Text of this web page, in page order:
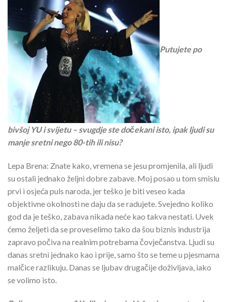
Putujete po
bivšoj YU i svijetu – svugdje ste dočekani isto, ipak ljudi su
manje sretni nego 80-tih ili nisu?
Lepa Brena: Znate kako, vremena se jesu promjenila, ali ljudi
su ostali jednako željni dobre zabave. Moj posao u tom smislu
prvi i osjeća puls naroda, jer teško je biti veseo kada
objektivne okolnosti ne daju da se radujete. Svejedno koliko
god da je teško, zabava nikada neće kao takva nestati. Uvek
ćemo željeti da se proveselimo tako da šou biznis industrija
zapravo počiva na realnim potrebama čovječanstva. Ljudi su
danas sretni jednako kao i prije, samo što se teme u pjesmama
malčice razlikuju. Danas se ljubav drugačije doživljava, iako
se volimo isto.